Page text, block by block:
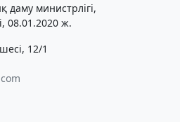
даму министрлігі,
08.01.2020 ж.
12/1